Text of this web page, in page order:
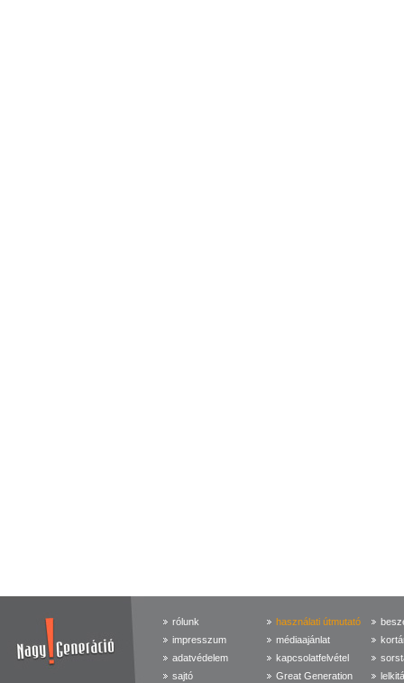
rólunk
impresszum
adatvédelem
sajtó
használati útmutató
médiaajánlat
kapcsolatfelvétel
Great Generation